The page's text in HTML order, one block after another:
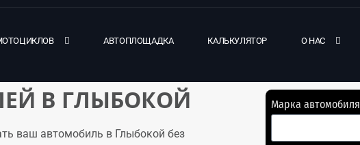
АВТОПЛОЩАДКА КАЛЬКУЛЯТОР О НАС
В ГЛЫБОКОЙ
ваш автомобиль в Глыбокой без
Марка автомобиля